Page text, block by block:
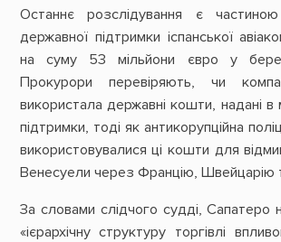
Останнє розслідування є
державної підтримки іспанської
на суму 53 мільйони євро у
Прокурори перевіряють, чи
використала державні кошти, надані
підтримки, тоді як антикорупційна
використовувалися ці кошти для
Венесуели через Францію, Швейцарію
За словами слідчого судді, Сапатеро
«ієрархічну структуру торгівлі